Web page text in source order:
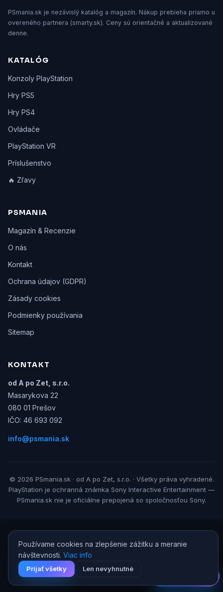
Používame cookies na zlepšenie zážitku a meranie
návštevnosti. Viac info
Prijať všetky Len nevyhnutné
PSmania.sk je nezávislý katalóg a magazín. Nákup prebieha priamo u
overeného partnera (smarty.sk). Ceny sú orientačné a aktualizované
denne.
KATALÓG
Konzoly PlayStation
Hry PS5
Hry PS4
Ovládače
PlayStation VR
Príslušenstvo
🔥 Zľavy
PSMANIA
Magazín & Recenzie
O nás
Kontakt
Ochrana údajov (GDPR)
Zásady cookies
Podmienky používania
Sitemap
KONTAKT
od A po Zet, s.r.o.
Masarykova 22
080 01 Prešov
IČO: 46 693 092
info@psmania.sk
© 2026 PSmania.sk · od A po Zet, s.r.o. · Všetky práva vyhradené.
PlayStation je ochranná známka Sony Interactive Entertainment —
PSmania.sk nie je oficiálne prepojená so spoločnosťou Sony.